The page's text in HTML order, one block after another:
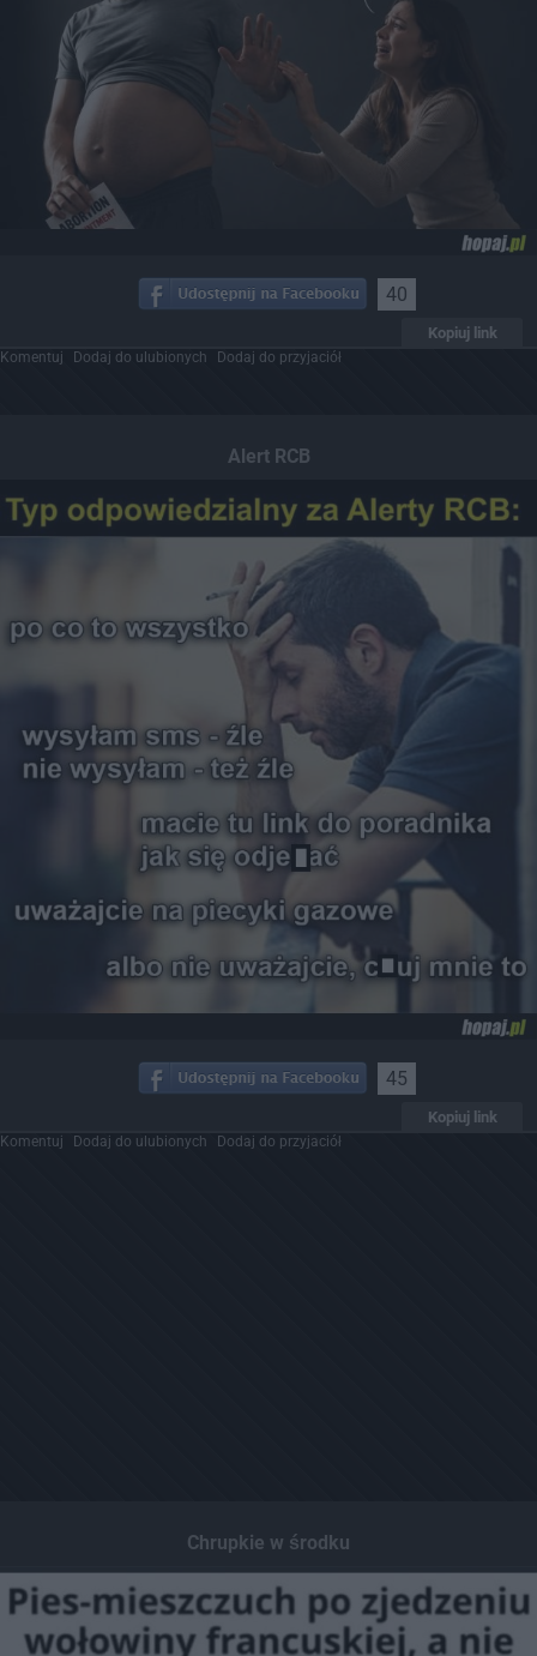
40
Kopiuj link
Komentuj Dodaj do ulubionych Dodaj do przyjaciół
Alert RCB
45
Kopiuj link
Komentuj Dodaj do ulubionych Dodaj do przyjaciół
Chrupkie w środku